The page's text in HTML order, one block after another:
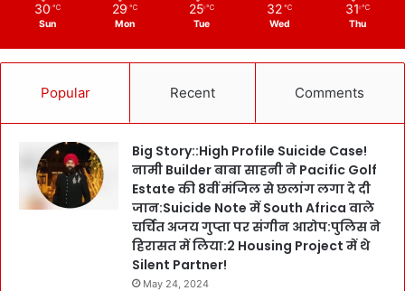
30 ℃
Sun
29 ℃
Mon
25 ℃
Tue
32 ℃
Wed
31 ℃
Thu
Popular Recent Comments
Big Story::High Profile Suicide Case!
नामी Builder बाबा साहनी ने Pacific Golf
Estate की 8वीं मंजिल से छलांग लगा दे दी
जान:Suicide Note में South Africa वाले
चर्चित अजय गुप्ता पर संगीन आरोप:पुलिस ने
हिरासत में लिया:2 Housing Project में थे
Silent Partner!
May 24, 2024